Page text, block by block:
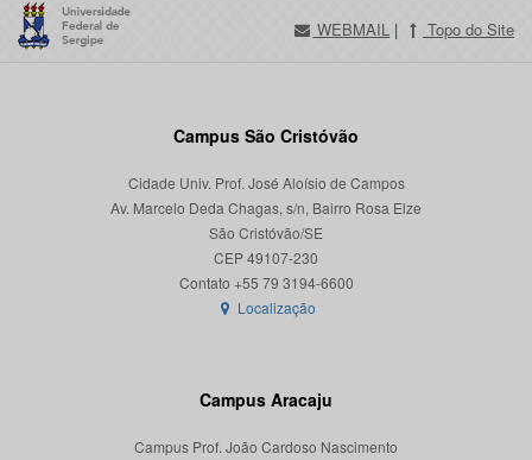
WEBMAIL | Topo do Site
Campus São Cristóvão
Cidade Univ. Prof. José Aloísio de Campos
Av. Marcelo Deda Chagas, s/n, Bairro Rosa Elze
São Cristóvão/SE
CEP 49107-230
Localização
Campus Aracaju
Campus Prof. João Cardoso Nascimento